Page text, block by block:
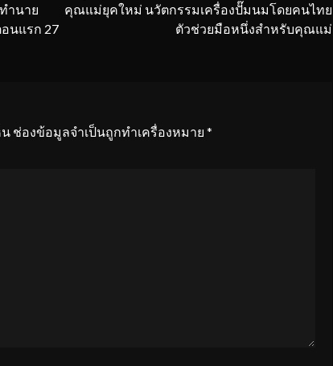
ำนาย
นแรก 27
คุณแม่ยุคใหม่ นวัตกรรมเครื่องปั๊มนมโดยคนไทย
ตัวช่วยมือหนึ่งสำหรับคุณแม่
ช่องข้อมูลจำเป็นถูกทำเครื่องหมาย *